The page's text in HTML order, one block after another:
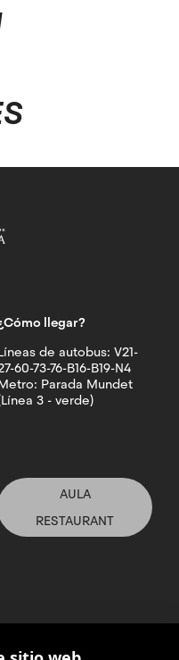
llegar?
de autobus: V21-
60-73-76-B16-B19-N4
Parada Mundet
3 - verde)
AULA
RESTAURANT